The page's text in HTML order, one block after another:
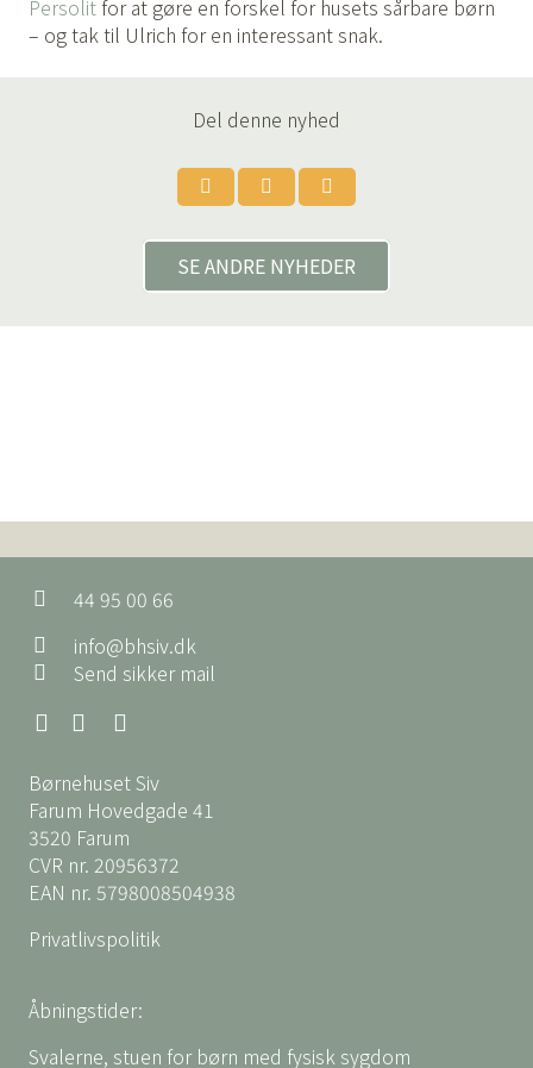
Persolit for at gøre en forskel for husets sårbare børn
– og tak til Ulrich for en interessant snak.
Del denne nyhed
SE ANDRE NYHEDER
44 95 00 66
info@bhsiv.dk
Send sikker mail
Børnehuset Siv
Farum Hovedgade 41
3520 Farum
CVR nr. 20956372
EAN nr. 5798008504938
Privatlivspolitik
Åbningstider:
Svalerne, stuen for børn med fysisk sygdom